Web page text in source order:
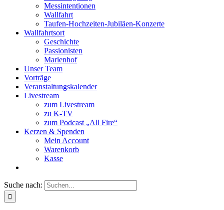
Messintentionen
Wallfahrt
Taufen-Hochzeiten-Jubiläen-Konzerte
Wallfahrtsort
Geschichte
Passionisten
Marienhof
Unser Team
Vorträge
Veranstaltungskalender
Livestream
zum Livestream
zu K-TV
zum Podcast „All Fire“
Kerzen & Spenden
Mein Account
Warenkorb
Kasse
Suche nach: